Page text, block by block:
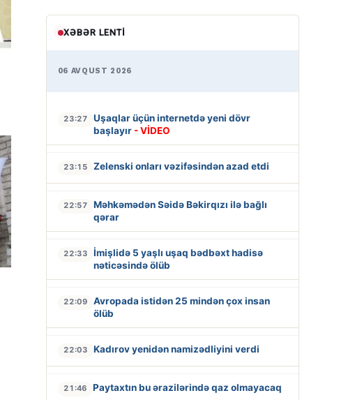
XƏBƏR LENTI
06 AVQUST 2026
23:27
Uşaqlar üçün internetdə yeni dövr
başlayır - VİDEO
23:15 Zelenski onları vəzifəsindən azad etdi
22:57
Məhkəmədən Səidə Bəkirqızı ilə bağlı
qərar
22:33
İmişlidə 5 yaşlı uşaq bədbəxt hadisə
nəticəsində ölüb
22:09
Avropada istidən 25 mindən çox insan
ölüb
22:03 Kadırov yenidən namizədliyini verdi
21:46 Paytaxtın bu ərazilərində qaz olmayacaq